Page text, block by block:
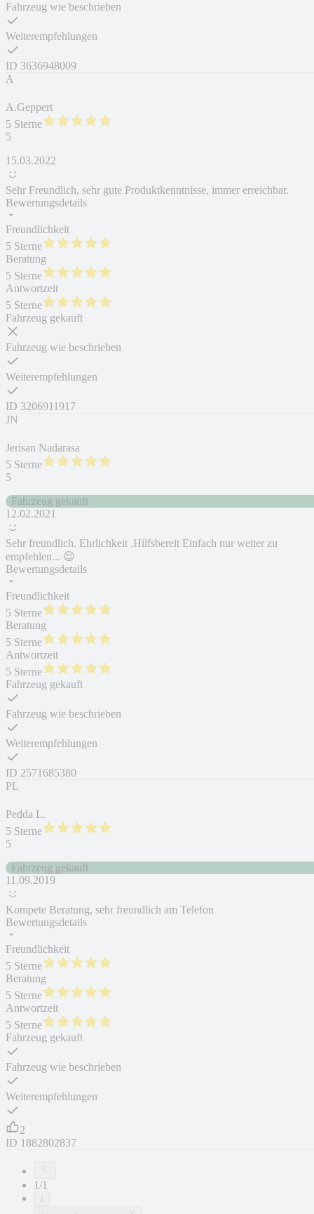
Fahrzeug wie beschrieben
Weiterempfehlungen
ID 3636948009
A
A.Geppert
5 Sterne
5
15.03.2022
Sehr Freundlich, sehr gute Produktkenntnisse, immer erreichbar.
Bewertungsdetails
Freundlichkeit
5 Sterne
Beratung
5 Sterne
Antwortzeit
5 Sterne
Fahrzeug gekauft
Fahrzeug wie beschrieben
Weiterempfehlungen
ID 3206911917
JN
Jerisan Nadarasa
5 Sterne
5
Fahrzeug gekauft
12.02.2021
Sehr freundlich. Ehrlichkeit .Hilfsbereit Einfach nur weiter zu
empfehlen... 😌
Bewertungsdetails
Freundlichkeit
5 Sterne
Beratung
5 Sterne
Antwortzeit
5 Sterne
Fahrzeug gekauft
Fahrzeug wie beschrieben
Weiterempfehlungen
ID 2571685380
PL
Pedda L.
5 Sterne
5
Fahrzeug gekauft
11.09.2019
Kompete Beratung, sehr freundlich am Telefon
Bewertungsdetails
Freundlichkeit
5 Sterne
Beratung
5 Sterne
Antwortzeit
5 Sterne
Fahrzeug gekauft
Fahrzeug wie beschrieben
Weiterempfehlungen
2
ID 1882802837
1/1